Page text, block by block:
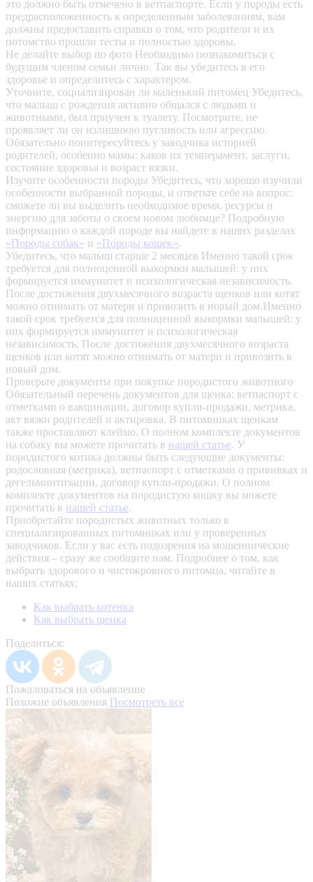
это должно быть отмечено в ветпаспорте. Если у породы есть
предрасположенность к определенным заболеваниям, вам
должны предоставить справки о том, что родители и их
потомство прошли тесты и полностью здоровы.
Не делайте выбор по фото Необходимо познакомиться с
будущим членом семьи лично. Так вы убедитесь в его
здоровье и определитесь с характером.
Уточните, социализирован ли маленький питомец Убедитесь,
что малыш с рождения активно общался с людьми и
животными, был приучен к туалету. Посмотрите, не
проявляет ли он излишнюю пугливость или агрессию.
Обязательно поинтересуйтесь у заводчика историей
родителей, особенно мамы: каков их темперамент, заслуги,
состояние здоровья и возраст вязки.
Изучите особенности породы Убедитесь, что хорошо изучили
особенности выбранной породы, и ответьте себе на вопрос:
сможете ли вы выделить необходимое время, ресурсы и
энергию для заботы о своем новом любимце? Подробную
информацию о каждой породе вы найдете в наших разделах
«Породы собак» и «Породы кошек».
Убедитесь, что малыш старше 2 месяцев Именно такой срок
требуется для полноценной выкормки малышей: у них
формируется иммунитет и психологическая независимость.
После достижения двухмесячного возраста щенков или котят
можно отнимать от матери и привозить в новый дом.Именно
такой срок требуется для полноценной выкормки малышей: у
них формируется иммунитет и психологическая
независимость. После достижения двухмесячного возраста
щенков или котят можно отнимать от матери и привозить в
новый дом.
Проверьте документы при покупке породистого животного
Обязательный перечень документов для щенка: ветпаспорт с
отметками о вакцинации, договор купли-продажи, метрика,
акт вязки родителей и актировка. В питомниках щенкам
также проставляют клеймо. О полном комплекте документов
на собаку вы можете прочитать в нашей статье. У
породистого котика должны быть следующие документы:
родословная (метрика), ветпаспорт с отметками о прививках и
дегельминтизации, договор купли-продажи. О полном
комплекте документов на породистую кошку вы можете
прочитать в нашей статье.
Приобретайте породистых животных только в
специализированных питомниках или у проверенных
заводчиков. Если у вас есть подозрения на мошеннические
действия – сразу же сообщите нам. Подробнее о том, как
выбрать здорового и чистокровного питомца, читайте в
наших статьях:
Как выбрать котенка
Как выбрать щенка
Поделиться:
Пожаловаться на объявление
Похожие объявления Посмотреть все